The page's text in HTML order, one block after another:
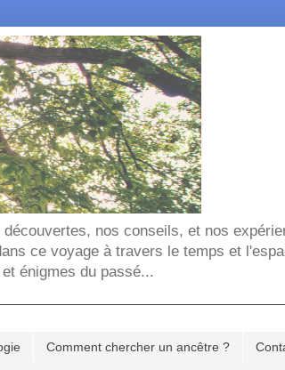
nos conseils, et nos
ce voyage à travers le temps et
énigmes du passé...
Comment chercher un ancêtre ?